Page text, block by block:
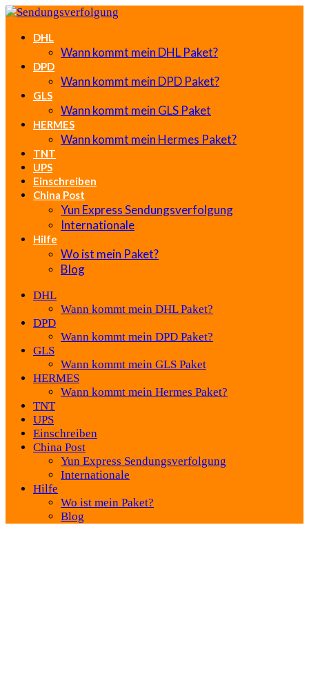
DHL
Wann kommt mein DHL Paket?
DPD
Wann kommt mein DPD Paket?
GLS
Wann kommt mein GLS Paket
HERMES
Wann kommt mein Hermes Paket?
TNT
UPS
Einschreiben
China Post
Yun Express Sendungsverfolgung
Internationale
Hilfe
Wo ist mein Paket?
Blog
DHL
Wann kommt mein DHL Paket?
DPD
Wann kommt mein DPD Paket?
GLS
Wann kommt mein GLS Paket
HERMES
Wann kommt mein Hermes Paket?
TNT
UPS
Einschreiben
China Post
Yun Express Sendungsverfolgung
Internationale
Hilfe
Wo ist mein Paket?
Blog